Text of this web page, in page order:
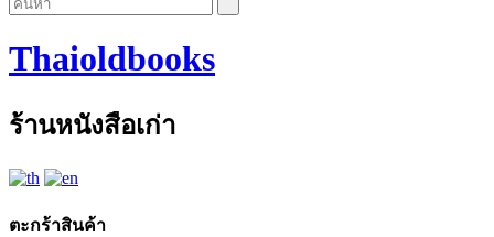
Thaioldbooks
ร้านหนังสือเก่า
ตะกร้าสินค้า